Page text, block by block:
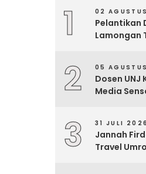
1 02
Pelantikan
Lamongan
2 05
Dosen UNJ
Media
3 31 JULI 2026
Jannah
Travel